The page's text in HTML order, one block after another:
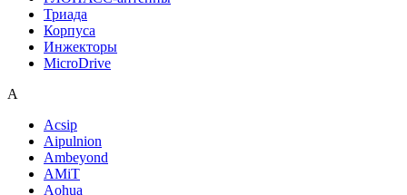
Триада
Корпуса
Инжекторы
MicroDrive
A
Acsip
Aipulnion
Ambeyond
AMiT
Aohua